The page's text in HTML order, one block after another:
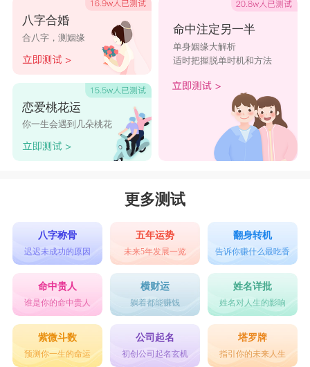
八字合婚
合八字，测姻缘
恋爱桃花运
你一生会遇到几朵桃花
命中注定另一半
单身姻缘大解析
适时把握脱单时机和方法
更多测试
八字称骨
迟迟未成功的原因
五年运势
未来5年发展一览
翻身转机
告诉你赚什么最吃香
命中贵人
谁是你的命中贵人
横财运
躺着都能赚钱
姓名详批
姓名对人生的影响
紫微斗数
预测你一生的命运
公司起名
初创公司起名玄机
塔罗牌
指引你的未来人生